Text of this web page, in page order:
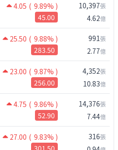
4.05 ( 9.89% )
45.00
10,397張
4.62億
25.50 ( 9.88% )
283.50
991張
2.77億
23.00 ( 9.87% )
256.00
4,352張
10.83億
4.75 ( 9.86% )
52.90
14,376張
7.44億
27.00 ( 9.83% ) 316張